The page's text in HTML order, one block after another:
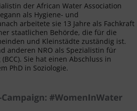
der African Water Association
als Hygiene- und
arbeitete sie 13 Jahre als Fachkraft
staatlichen Behörde, die für die
und Kleinstädte zuständig ist.
anderen NRO als Spezialistin für
Sie hat einen Abschluss in
PhD in Soziologie.